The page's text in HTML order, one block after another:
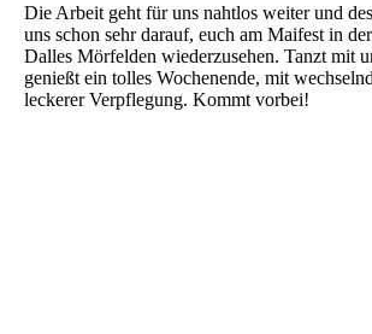
Die Arbeit geht für uns nahtlos weiter und
uns schon sehr darauf, euch am Maifest in
Dalles Mörfelden wiederzusehen. Tanzt mit
genießt ein tolles Wochenende, mit
leckerer Verpflegung. Kommt vorbei!